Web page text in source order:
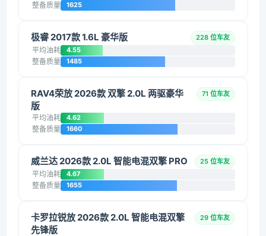
整备质量 1625
极睿 2017款 1.6L 豪华版 228 位车友
平均油耗 4.55
整备质量 1485
RAV4荣放 2026款 双擎 2.0L 两驱豪华
版
71 位车友
平均油耗 4.62
整备质量 1660
威兰达 2026款 2.0L 智能电混双擎 PRO 25 位车友
平均油耗 4.67
整备质量 1655
卡罗拉锐放 2026款 2.0L 智能电混双擎
先锋版
29 位车友